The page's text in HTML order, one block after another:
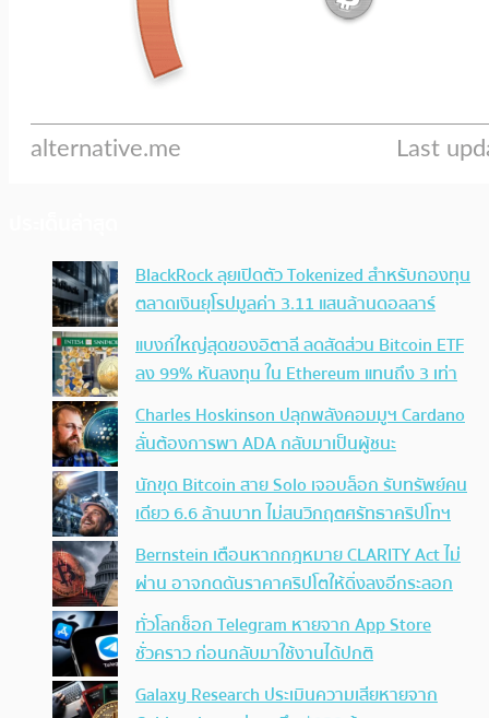
BlackRock ลุยเปิดตัว Tokenized สำหรับกองทุน
ตลาดเงินยุโรปมูลค่า 3.11 แสนล้านดอลลาร์
แบงก์ใหญ่สุดของอิตาลี ลดสัดส่วน Bitcoin ETF
ลง 99% หันลงทุน ใน Ethereum แทนถึง 3 เท่า
Charles Hoskinson ปลุกพลังคอมมูฯ Cardano
ลั่นต้องการพา ADA กลับมาเป็นผู้ชนะ
นักขุด Bitcoin สาย Solo เจอบล็อก รับทรัพย์คน
เดียว 6.6 ล้านบาท ไม่สนวิกฤตศรัทธาคริปโทฯ
Bernstein เตือนหากกฎหมาย CLARITY Act ไม่
ผ่าน อาจกดดันราคาคริปโตให้ดิ่งลงอีกระลอก
ทั่วโลกช็อก Telegram หายจาก App Store
ชั่วคราว ก่อนกลับมาใช้งานได้ปกติ
Galaxy Research ประเมินความเสียหายจาก